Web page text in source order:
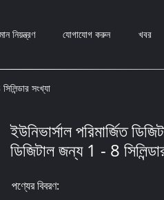
মান নিয়ন্ত্রণ যোগাযোগ করুন খবর
সংখ্যা
ইউনিভার্সাল পরিমার্জিত
ডিজিটাল জন্য 1 - 8
পণ্যের বিবরণ: